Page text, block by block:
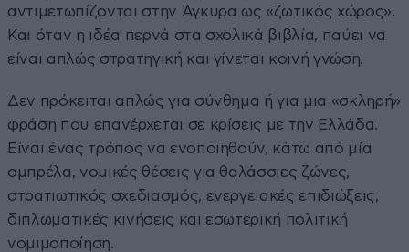
αντιμετωπίζονται στην Άγκυρα ως «ζωτικός χώρος».
Και όταν η ιδέα περνά στα σχολικά βιβλία, παύει να
είναι απλώς στρατηγική και γίνεται κοινή γνώση.
Δεν πρόκειται απλώς για σύνθημα ή για μια «σκληρή»
φράση που επανέρχεται σε κρίσεις με την Ελλάδα.
Είναι ένας τρόπος να ενοποιηθούν, κάτω από μία
ομπρέλα, νομικές θέσεις για θαλάσσιες ζώνες,
στρατιωτικός σχεδιασμός, ενεργειακές επιδιώξεις,
διπλωματικές κινήσεις και εσωτερική πολιτική
νομιμοποίηση.